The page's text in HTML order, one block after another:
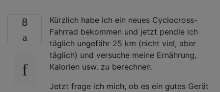
8
Kürzlich habe ich ein neues Cyclocross-
Fahrrad bekommen und jetzt pendle ich
täglich ungefähr 25 km (nicht viel, aber
täglich) und versuche meine Ernährung,
Kalorien usw. zu berechnen.
Jetzt frage ich mich, ob es ein gutes Gerät